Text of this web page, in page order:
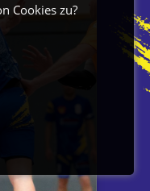
Cookies zu?